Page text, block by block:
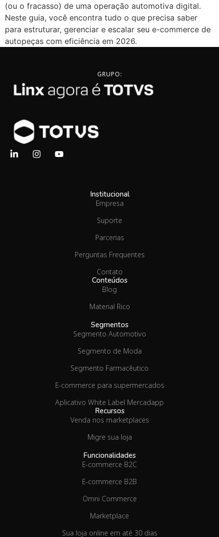
(ou o fracasso) de uma operação automotiva digital.
Neste guia, você encontra tudo o que precisa saber
para estruturar, gerenciar e escalar seu e-commerce de
autopeças com eficiência em 2026.
GRUPO:
Institucional
Empresa
Suporte
Parcerias
Perguntas Frequentes
Contato
Conteúdos
Blog
Material Rico
Segmentos
Segmento Automotivo
Segmento de Moda
Segmento Farmacêutico
E-commerce para supermercados
Aplicativo White Label Mercadapp
Recursos
Venda nos marketplaces
Migre sua loja
Funcionalidades
E-commerce B2C
E-commerce B2B
Omni Commerce
Marketplace
Sua loja online em até 30 dias